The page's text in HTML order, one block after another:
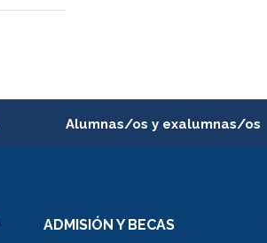
Alumnas/os y exalumnas/os
ADMISIÓN Y BECAS